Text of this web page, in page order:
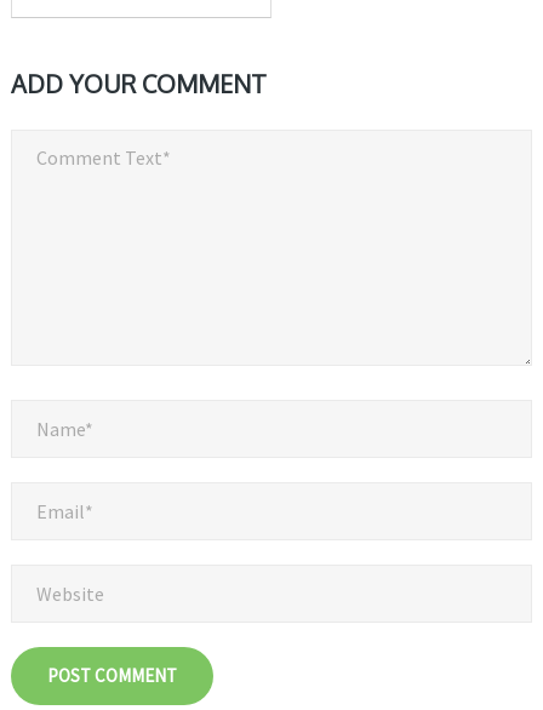
ADD YOUR COMMENT